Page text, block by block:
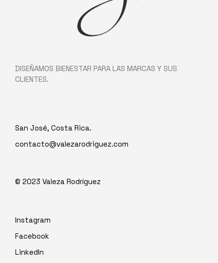
DISEÑAMOS BIENESTAR PARA LAS MARCAS Y SUS
CLIENTES.
San José, Costa Rica.
contacto@valezarodriguez.com
© 2023Valeza Rodríguez
Instagram
Facebook
LinkedIn